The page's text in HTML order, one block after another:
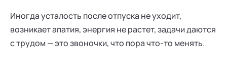
Иногда усталость после отпуска не уходит,
возникает апатия, энергия не растет, задачи даются
с трудом — это звоночки, что пора что-то менять.